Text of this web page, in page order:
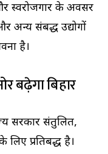
स्वरोजगार के अवसर
अन्य संबद्ध उद्योगों
है।
बढ़ेगा बिहार
सरकार संतुलित,
प्रतिबद्ध है।